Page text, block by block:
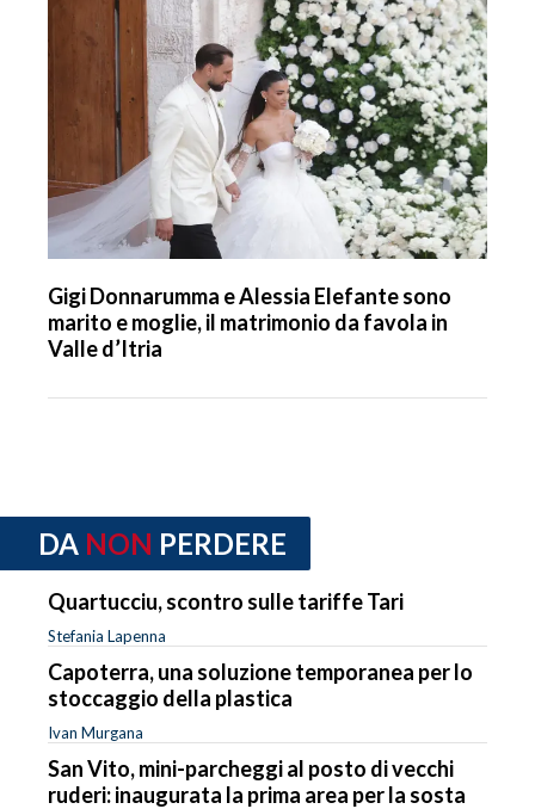
Gigi Donnarumma e Alessia Elefante sono
marito e moglie, il matrimonio da favola in
Valle d’Itria
DA NON PERDERE
Quartucciu, scontro sulle tariffe Tari
Stefania Lapenna
Capoterra, una soluzione temporanea per lo
stoccaggio della plastica
Ivan Murgana
San Vito, mini-parcheggi al posto di vecchi
ruderi: inaugurata la prima area per la sosta